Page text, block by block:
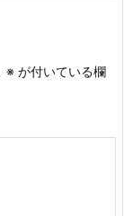
※ が付いている欄